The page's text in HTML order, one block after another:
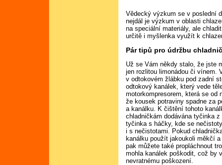
Vědecký výzkum se v poslední
nejdál je výzkum v oblasti
na speciální materiály, ale
určitě i myšlenka využít k
Pár tipů pro údržbu
Už se Vám někdy stalo, že jste
jen rozlitou limonádou či vínem.
v odtokovém žlábku pod zadní
odtokový kanálek, který vede
motorkompresorem, která se od
že kousek potraviny spadne za
a kanálku. K čištění tohoto
chladničkám dodávána tyčinka
tyčinka s háčky, kde se
i s nečistotami. Pokud
kanálku použít jakoukoli měkčí
pak můžete také propláchnout
mohla kanálek poškodit, což by
nevratnému poškození.